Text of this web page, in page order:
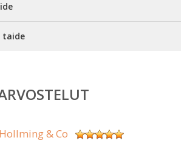
taide
& Co